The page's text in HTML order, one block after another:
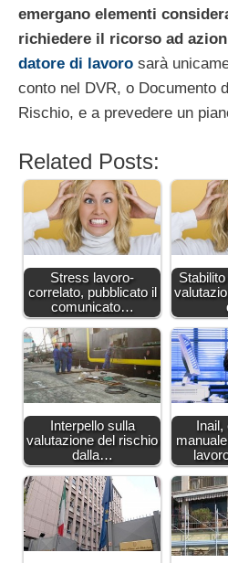
emergano elementi
richiedere il ricorso ad
datore di lavoro sarà
conto nel DVR, o Documento
Rischio, e a prevedere un
Related Posts:
Stress lavoro-
correlato, pubblicato il
comunicato…
Interpello sulla
valutazione del rischio
dalla…
Inail,